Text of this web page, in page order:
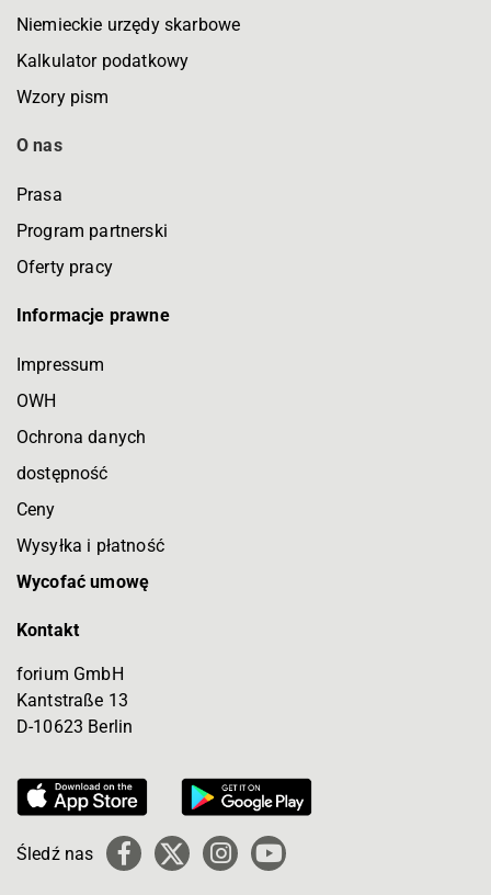
Niemieckie urzędy skarbowe
Kalkulator podatkowy
Wzory pism
O nas
Prasa
Program partnerski
Oferty pracy
Informacje prawne
Impressum
OWH
Ochrona danych
dostępność
Ceny
Wysyłka i płatność
Wycofać umowę
Kontakt
forium GmbH
Kantstraße 13
D-10623 Berlin
Śledź nas Facebook
X
Instagram